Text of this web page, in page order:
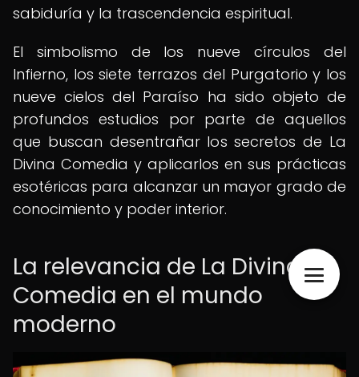
sabiduría y la trascendencia espiritual.
El simbolismo de los nueve círculos del
Infierno, los siete terrazos del Purgatorio y los
nueve cielos del Paraíso ha sido objeto de
profundos estudios por parte de aquellos
que buscan desentrañar los secretos de La
Divina Comedia y aplicarlos en sus prácticas
esotéricas para alcanzar un mayor grado de
conocimiento y poder interior.
La relevancia de La Divina
Comedia en el mundo
moderno